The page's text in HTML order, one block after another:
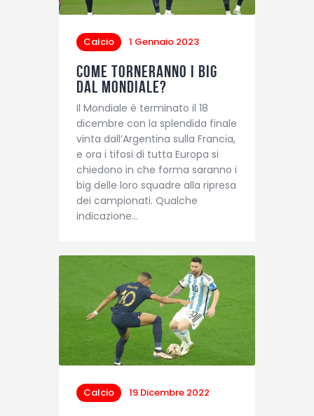
Calcio 1 Gennaio 2023
Come torneranno i big
dal Mondiale?
Il Mondiale è terminato il 18
dicembre con la splendida finale
vinta dall’Argentina sulla Francia,
e ora i tifosi di tutta Europa si
chiedono in che forma saranno i
big delle loro squadre alla ripresa
dei campionati. Qualche
indicazione…
Calcio 19 Dicembre 2022